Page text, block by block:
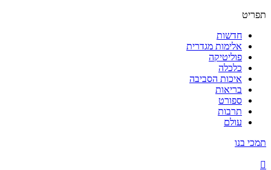
תפריט
חדשות
אלימות מגדרית
פוליטיקה
כלכלה
איכות הסביבה
בריאות
ספורט
תרבות
עולם
תמכי בנו